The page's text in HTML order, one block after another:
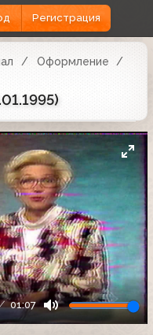
Регистрация
Оформление
01:07